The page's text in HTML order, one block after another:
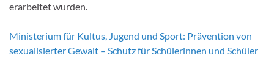
erarbeitet wurden.
Ministerium für Kultus, Jugend und Sport: Prävention von
sexualisierter Gewalt – Schutz für Schülerinnen und Schüler